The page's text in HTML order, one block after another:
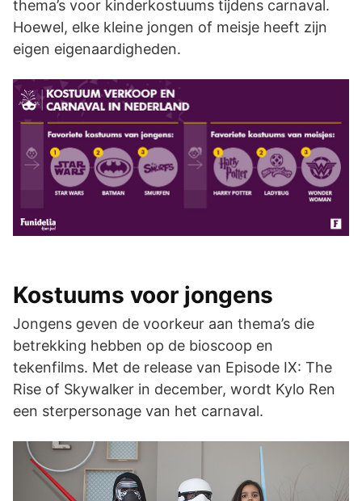
thema’s voor kinderkostuums tijdens carnaval.
Hoewel, elke kleine jongen of meisje heeft zijn
eigen eigenaardigheden.
Kostuums voor jongens
Jongens geven de voorkeur aan thema’s die
betrekking hebben op de bioscoop en
tekenfilms. Met de release van Episode IX: The
Rise of Skywalker in december, wordt Kylo Ren
een sterpersonage van het carnaval.